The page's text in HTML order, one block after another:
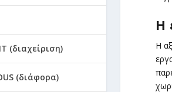
Η
Η
(διαχείριση)
(διάφορα)